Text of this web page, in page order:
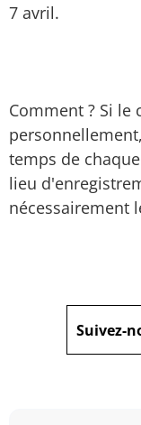
7 avril.
Comment ? Si
temps de
lieu
nécessairement
Suivez-